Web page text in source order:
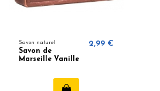
Savon naturel
Savon de
Marseille Vanille
2,99 €